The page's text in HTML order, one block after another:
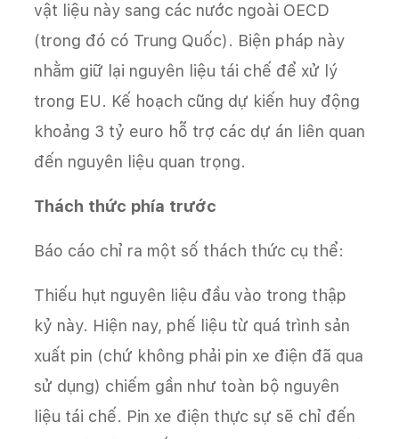
vật liệu này sang các nước ngoài OECD
(trong đó có Trung Quốc). Biện pháp này
nhằm giữ lại nguyên liệu tái chế để xử lý
trong EU. Kế hoạch cũng dự kiến huy động
khoảng 3 tỷ euro hỗ trợ các dự án liên quan
đến nguyên liệu quan trọng.
Thách thức phía trước
Báo cáo chỉ ra một số thách thức cụ thể:
Thiếu hụt nguyên liệu đầu vào trong thập
kỷ này. Hiện nay, phế liệu từ quá trình sản
xuất pin (chứ không phải pin xe điện đã qua
sử dụng) chiếm gần như toàn bộ nguyên
liệu tái chế. Pin xe điện thực sự sẽ chỉ đến